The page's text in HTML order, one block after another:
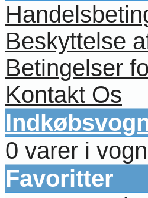
Beskyttelse
Betingelser
Kontakt Os
0 varer i
Favoritter